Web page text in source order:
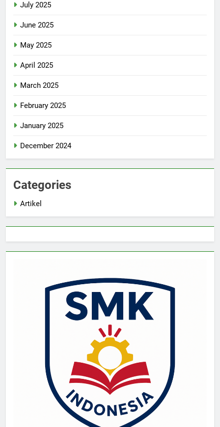
July 2025
June 2025
May 2025
April 2025
March 2025
February 2025
January 2025
December 2024
Categories
Artikel